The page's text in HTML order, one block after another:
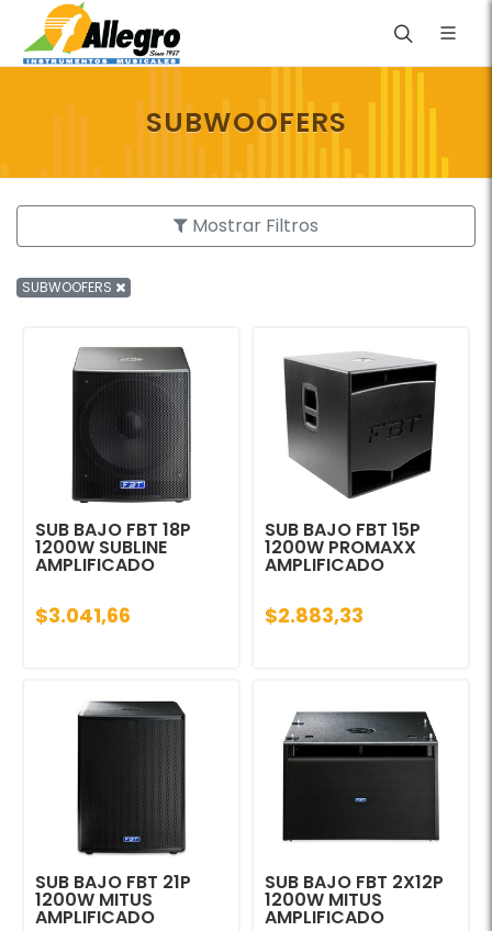
SUBWOOFERS
Mostrar Filtros
SUBWOOFERS
SUB BAJO FBT 18P
1200W SUBLINE
AMPLIFICADO
$3.041,66
SUB BAJO FBT 15P
1200W PROMAXX
AMPLIFICADO
$2.883,33
SUB BAJO FBT 21P
1200W MITUS
AMPLIFICADO
SUB BAJO FBT 2X12P
1200W MITUS
AMPLIFICADO